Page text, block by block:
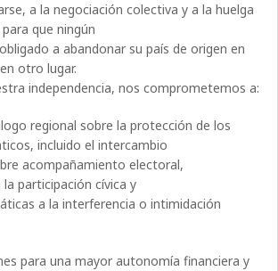
a la negociación colectiva y a la huelga
que ningún
a abandonar su país de origen en
otro lugar.
independencia, nos comprometemos a:
regional sobre la protección de los
incluido el intercambio
acompañamiento electoral,
participación cívica y
a la interferencia o intimidación
para una mayor autonomía financiera y